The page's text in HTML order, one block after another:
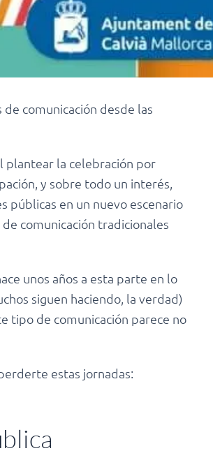
comunicación desde las
plantear la celebración por
y sobre todo un interés,
públicas en un nuevo escenario
comunicación tradicionales
unos años a esta parte en lo
siguen haciendo, la verdad)
tipo de comunicación parece no
estas jornadas: